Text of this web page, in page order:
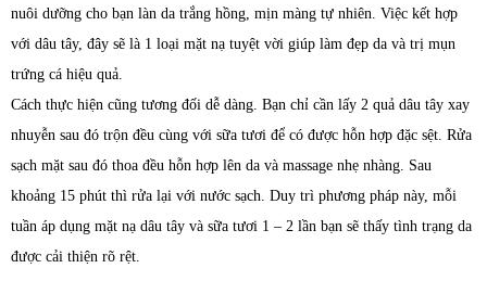
nuôi dưỡng cho bạn làn da trắng hồng, mịn màng tự nhiên. Việc kết hợp
với dâu tây, đây sẽ là 1 loại mặt nạ tuyệt vời giúp làm đẹp da và trị mụn
trứng cá hiệu quả.
Cách thực hiện cũng tương đối dễ dàng. Bạn chỉ cần lấy 2 quả dâu tây xay
nhuyễn sau đó trộn đều cùng với sữa tươi để có được hỗn hợp đặc sệt. Rửa
sạch mặt sau đó thoa đều hỗn hợp lên da và massage nhẹ nhàng. Sau
khoảng 15 phút thì rửa lại với nước sạch. Duy trì phương pháp này, mỗi
tuần áp dụng mặt nạ dâu tây và sữa tươi 1 – 2 lần bạn sẽ thấy tình trạng da
được cải thiện rõ rệt.